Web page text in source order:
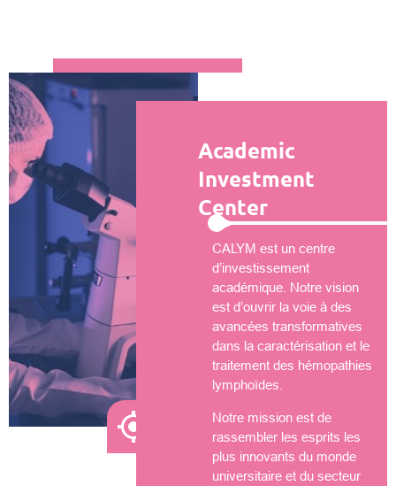
Academic
Investment
Center
CALYM est un centre
d’investissement
académique. Notre vision
est d’ouvrir la voie à des
avancées transformatives
dans la caractérisation et le
traitement des hémopathies
lymphoïdes.
Notre mission est de
rassembler les esprits les
plus innovants du monde
universitaire et du secteur